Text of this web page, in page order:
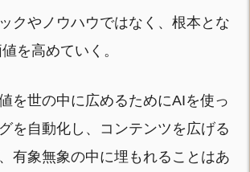
クやノウハウではなく、根本とな
を高めていく。
を世の中に広めるためにAIを使っ
を自動化し、コンテンツを広げる
有象無象の中に埋もれることはあ